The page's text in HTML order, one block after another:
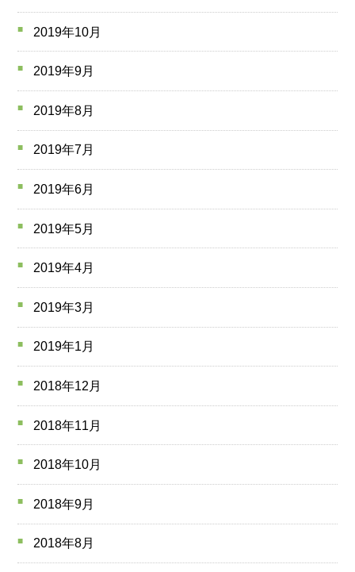
2019年10月
2019年9月
2019年8月
2019年7月
2019年6月
2019年5月
2019年4月
2019年3月
2019年1月
2018年12月
2018年11月
2018年10月
2018年9月
2018年8月